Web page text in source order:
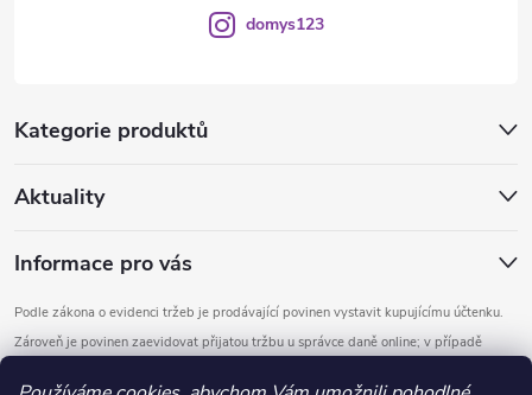
Kategorie produktů
Aktuality
Informace pro vás
Podle zákona o evidenci tržeb je prodávající povinen vystavit kupujícímu účtenku.
Zároveň je povinen zaevidovat přijatou tržbu u správce daně online; v případě
domys123